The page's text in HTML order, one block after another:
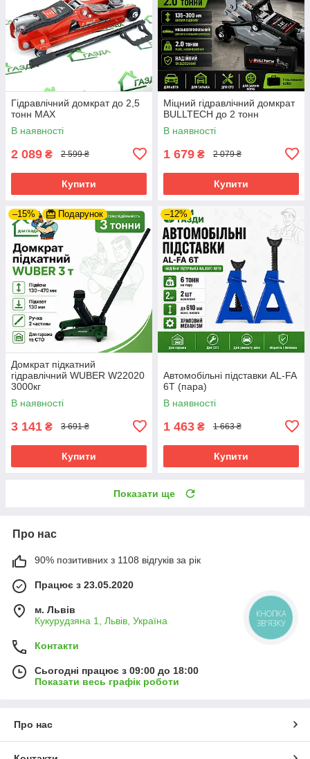
Гідравлічний домкрат до 2,5
тонн MAX
В наявності
2 089 ₴ 2 599 ₴
Купити
Міцний гідравлічний домкрат
BULLTECH до 2 тонн
В наявності
1 679 ₴ 2 079 ₴
Купити
–15% Подарунок
Домкрат підкатний
гідравлічний WUBER W22020
3000кг
В наявності
3 141 ₴ 3 691 ₴
Купити
–12%
Автомобільні підставки AL-FA
6Т (пара)
В наявності
1 463 ₴ 1 663 ₴
Купити
Показати ще
Про нас
90% позитивних з 1108 відгуків за рік
Працює з 23.05.2020
м. Львів
Кукурудзяна 1, Львів, Україна
Контакти
Сьогодні працює з 09:00 до 18:00
Показати весь графік роботи
Про нас
КНОПКА
ЗВ'ЯЗКУ